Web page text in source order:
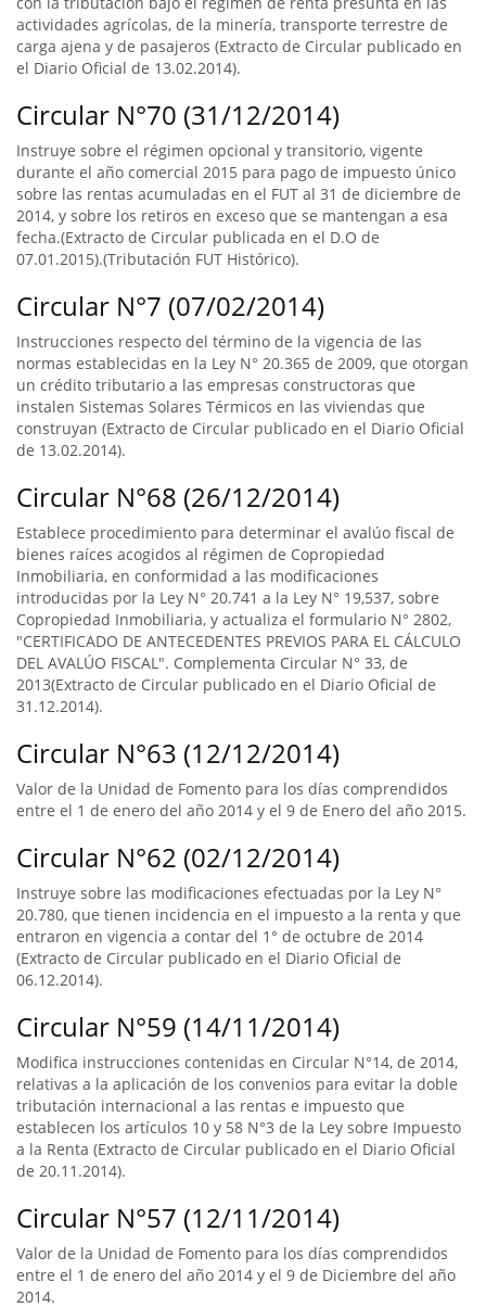
actividades agrícolas, de la minería, transporte terrestre de
carga ajena y de pasajeros (Extracto de Circular publicado en
el Diario Oficial de 13.02.2014).
Circular N°70 (31/12/2014)
Instruye sobre el régimen opcional y transitorio, vigente
durante el año comercial 2015 para pago de impuesto único
sobre las rentas acumuladas en el FUT al 31 de diciembre de
2014, y sobre los retiros en exceso que se mantengan a esa
fecha.(Extracto de Circular publicada en el D.O de
07.01.2015).(Tributación FUT Histórico).
Circular N°7 (07/02/2014)
Instrucciones respecto del término de la vigencia de las
normas establecidas en la Ley N° 20.365 de 2009, que otorgan
un crédito tributario a las empresas constructoras que
instalen Sistemas Solares Térmicos en las viviendas que
construyan (Extracto de Circular publicado en el Diario Oficial
de 13.02.2014).
Circular N°68 (26/12/2014)
Establece procedimiento para determinar el avalúo fiscal de
bienes raíces acogidos al régimen de Copropiedad
Inmobiliaria, en conformidad a las modificaciones
introducidas por la Ley N° 20.741 a la Ley N° 19,537, sobre
Copropiedad Inmobiliaria, y actualiza el formulario N° 2802,
"CERTIFICADO DE ANTECEDENTES PREVIOS PARA EL CÁLCULO
DEL AVALÚO FISCAL". Complementa Circular N° 33, de
2013(Extracto de Circular publicado en el Diario Oficial de
31.12.2014).
Circular N°63 (12/12/2014)
Valor de la Unidad de Fomento para los días comprendidos
entre el 1 de enero del año 2014 y el 9 de Enero del año 2015.
Circular N°62 (02/12/2014)
Instruye sobre las modificaciones efectuadas por la Ley N°
20.780, que tienen incidencia en el impuesto a la renta y que
entraron en vigencia a contar del 1° de octubre de 2014
(Extracto de Circular publicado en el Diario Oficial de
06.12.2014).
Circular N°59 (14/11/2014)
Modifica instrucciones contenidas en Circular N°14, de 2014,
relativas a la aplicación de los convenios para evitar la doble
tributación internacional a las rentas e impuesto que
establecen los artículos 10 y 58 N°3 de la Ley sobre Impuesto
a la Renta (Extracto de Circular publicado en el Diario Oficial
de 20.11.2014).
Circular N°57 (12/11/2014)
Valor de la Unidad de Fomento para los días comprendidos
entre el 1 de enero del año 2014 y el 9 de Diciembre del año
2014.